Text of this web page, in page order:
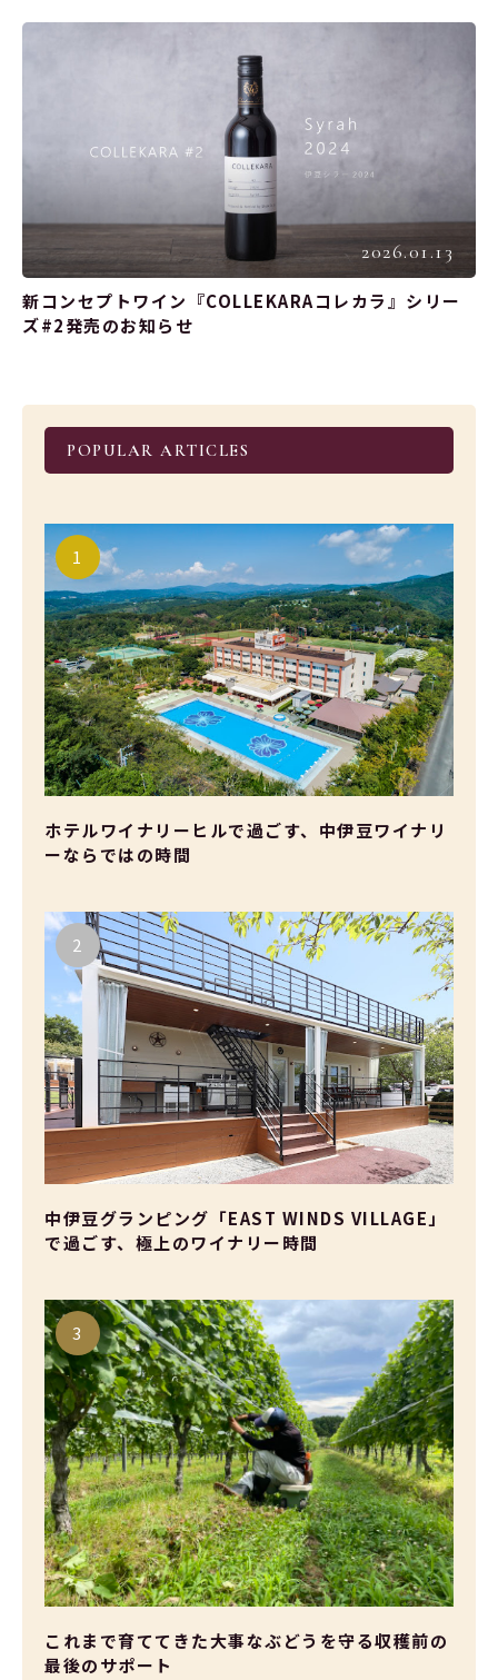
2026.01.13
新コンセプトワイン『COLLEKARAコレカラ』シリー
ズ#2発売のお知らせ
POPULAR ARTICLES
ホテルワイナリーヒルで過ごす、中伊豆ワイナリ
ーならではの時間
中伊豆グランピング「EAST WINDS VILLAGE」
で過ごす、極上のワイナリー時間
これまで育ててきた大事なぶどうを守る収穫前の
最後のサポート